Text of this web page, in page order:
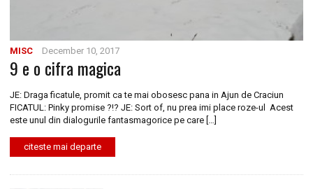
MISC December 10, 2017
9 e o cifra magica
JE: Draga ficatule, promit ca te mai obosesc pana in Ajun de Craciun
FICATUL: Pinky promise ?!? JE: Sort of, nu prea imi place roze-ul Acest
este unul din dialogurile fantasmagorice pe care […]
citeste mai departe